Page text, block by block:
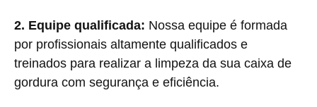
2. Equipe qualificada: Nossa equipe é formada
por profissionais altamente qualificados e
treinados para realizar a limpeza da sua caixa de
gordura com segurança e eficiência.